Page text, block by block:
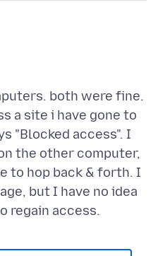
both were fine.
a site i have gone to
"Blocked access". I
the other computer,
to hop back & forth. I
but I have no idea